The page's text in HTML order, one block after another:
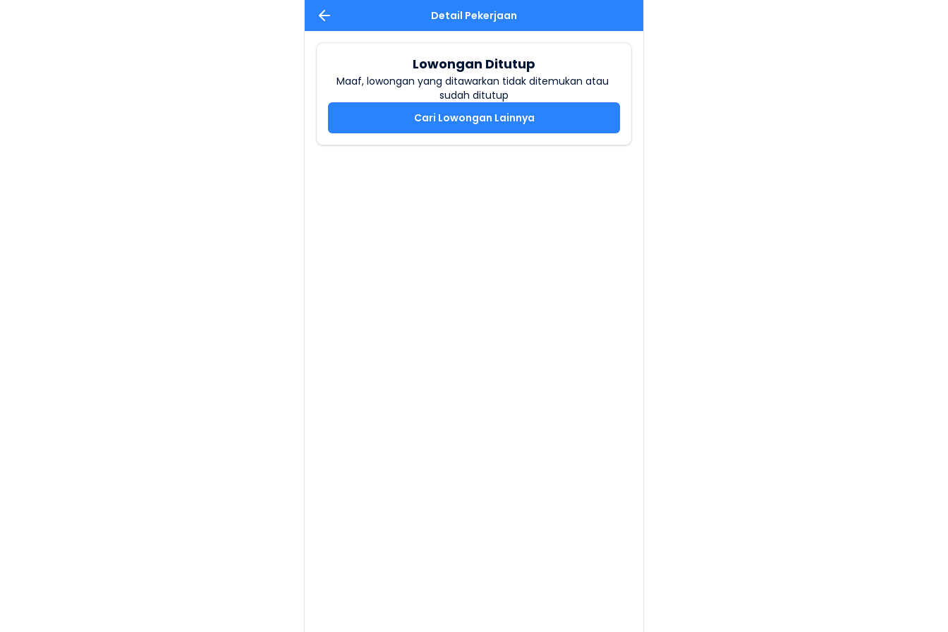
Detail Pekerjaan
Lowongan Ditutup
Maaf, lowongan yang ditawarkan tidak ditemukan atau
sudah ditutup
Cari Lowongan Lainnya